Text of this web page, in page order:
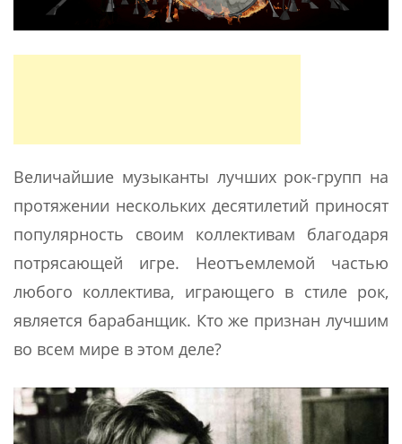
Величайшие музыканты лучших рок-групп на
протяжении нескольких десятилетий приносят
популярность своим коллективам благодаря
потрясающей игре. Неотъемлемой частью
любого коллектива, играющего в стиле рок,
является барабанщик. Кто же признан лучшим
во всем мире в этом деле?